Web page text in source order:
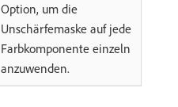
Option, um die
Unschärfemaske auf jede
Farbkomponente einzeln
anzuwenden.